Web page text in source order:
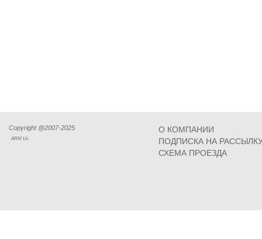
Copyright @2007-2025
ARM Llc
О КОМПАНИИ
ПОДПИСКА НА
СХЕМА ПРОЕЗДА